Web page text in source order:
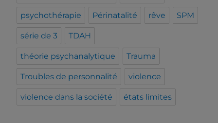
psychothérapie Périnatalité rêve SPM
série de 3 TDAH
théorie psychanalytique Trauma
Troubles de personnalité violence
violence dans la société états limites